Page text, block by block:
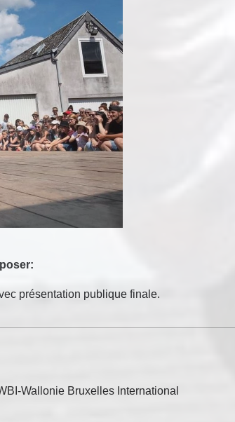
présentation publique finale.
Wallonie Bruxelles International